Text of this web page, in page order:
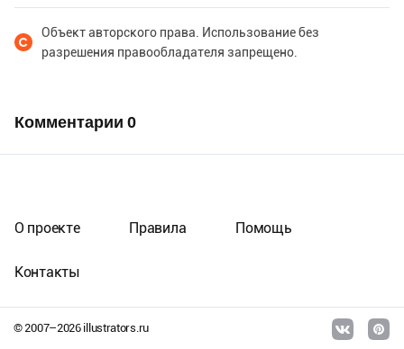
Объект авторского права. Использование без
разрешения правообладателя запрещено.
Комментарии 0
© 2007–2026illustrators.ru
О проекте Правила Помощь
Контакты